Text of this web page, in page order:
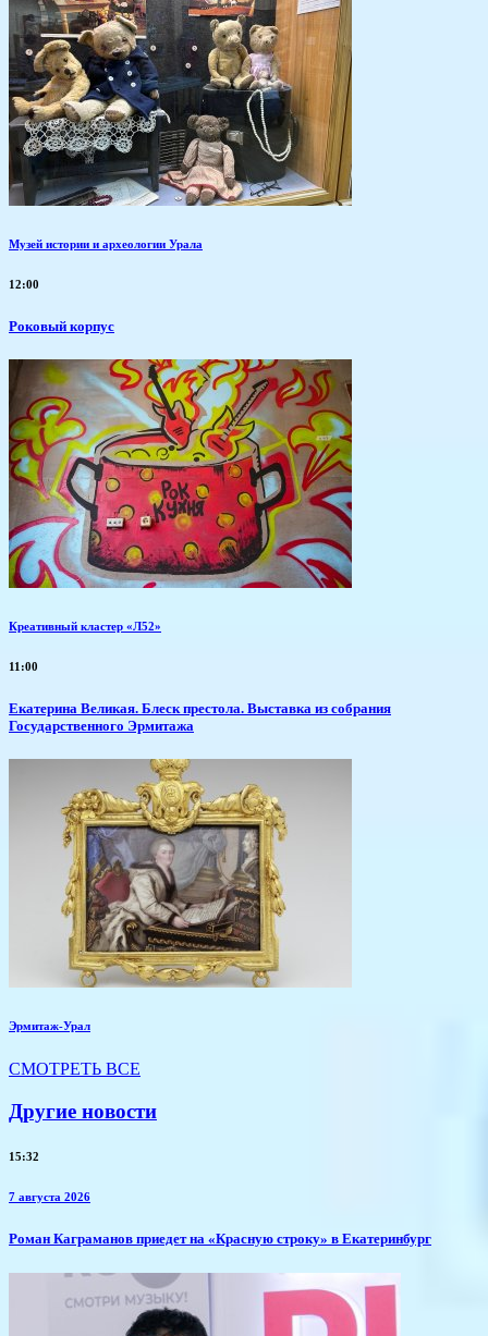
Музей истории и археологии Урала
12:00
Роковый корпус
Креативный кластер «Л52»
11:00
Екатерина Великая. Блеск престола. Выставка из собрания
Государственного Эрмитажа
Эрмитаж-Урал
СМОТРЕТЬ ВСЕ
Другие новости
15:32
7 августа 2026
​Роман Каграманов приедет на «Красную строку» в Екатеринбург